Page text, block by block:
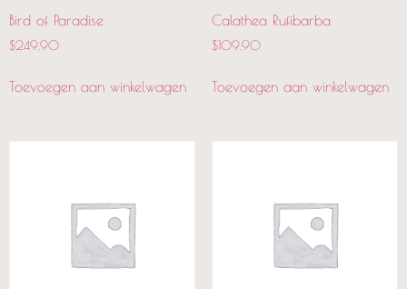
Bird of Paradise
$249.90
Toevoegen aan winkelwagen
Calathea Rufibarba
$109.90
Toevoegen aan winkelwagen